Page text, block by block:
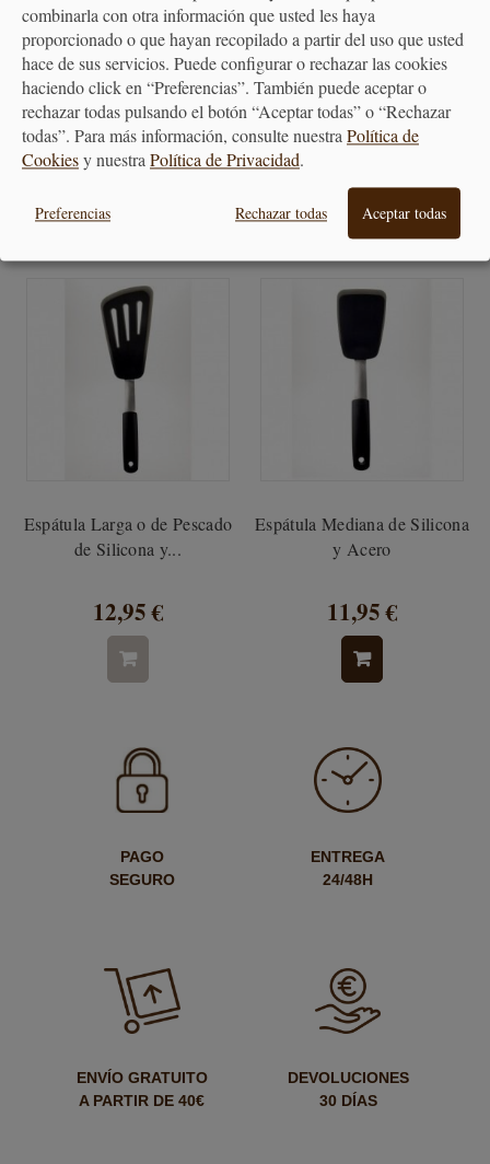
Espátula Redonda Ancha,
Rallada
13,95 €
Espátula Grande de Silicona y
Acero
Espátula Larga o de Pescado
de Silicona y...
12,95 €
Espátula Mediana de Silicona
y Acero
11,95 €
PAGO
SEGURO
ENTREGA
24/48H
ENVÍO GRATUITO
A PARTIR DE 40€
DEVOLUCIONES
30 DÍAS
combinarla con otra información que usted les haya
proporcionado o que hayan recopilado a partir del uso que usted
hace de sus servicios. Puede configurar o rechazar las cookies
haciendo click en “Preferencias”. También puede aceptar o
rechazar todas pulsando el botón “Aceptar todas” o “Rechazar
todas”. Para más información, consulte nuestraPolítica de
Cookiesy nuestraPolítica de Privacidad.
Preferencias Rechazar todas Aceptar todas